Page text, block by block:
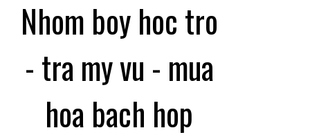
Nhom boy hoc tro
- tra my vu - mua
hoa bach hop